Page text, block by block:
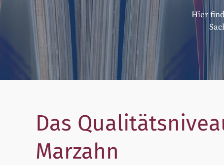
Hier
Das
Marzahn